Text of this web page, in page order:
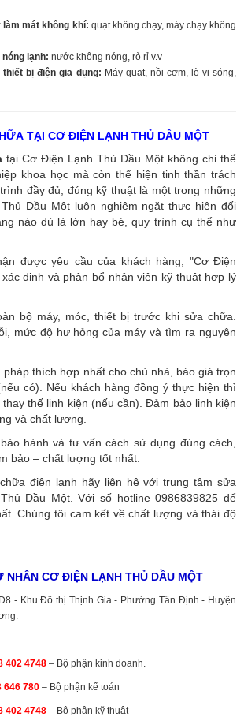
mát không khí: quạt không chạy, máy chạy không
lạnh: nước không nóng, rò rỉ v.v
bị điện gia dụng: Máy quạt, nồi cơm, lò vi sóng,
TẠI CƠ ĐIỆN LẠNH THỦ DẦU MỘT
tại Cơ Điện Lạnh Thủ Dầu Một không chỉ thể
khoa học mà còn thể hiện tinh thần trách
đầy đủ, đúng kỹ thuật là một trong những
Dầu Một luôn nghiêm ngặt thực hiện đối
nào dù là lớn hay bé, quy trình cụ thể như
được yêu cầu của khách hàng, "Cơ Điện
định và phân bổ nhân viên kỹ thuật hợp lý
bộ máy, móc, thiết bị trước khi sửa chữa.
mức độ hư hỏng của máy và tìm ra nguyên
thích hợp nhất cho chủ nhà, báo giá trọn
có). Nếu khách hàng đồng ý thực hiện thì
thế linh kiện (nếu cần). Đảm bảo linh kiện
và chất lượng.
hành và tư vấn cách sử dụng đúng cách,
bảo – chất lượng tốt nhất.
điện lạnh hãy liên hệ với trung tâm sửa
Dầu Một. Với số hotline 0986839825 để
Chúng tôi cam kết về chất lượng và thái độ
NHÂN CƠ ĐIỆN LẠNH THỦ DẦU MỘT
- Khu Đô thị Thịnh Gia - Phường Tân Định - Huyện
402 4748 – Bộ phận kinh doanh.
646 780 – Bộ phận kế toán
402 4748 – Bộ phận kỹ thuật